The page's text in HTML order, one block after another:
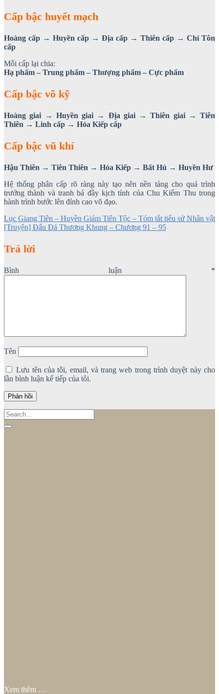
Cấp bậc huyết mạch
Hoàng cấp → Huyền cấp → Địa cấp → Thiên cấp → Chí Tôn
cấp
Mỗi cấp lại chia:
Hạ phẩm – Trung phẩm – Thượng phẩm – Cực phẩm
Cấp bậc võ kỹ
Hoàng giai → Huyền giai → Địa giai → Thiên giai → Tiên
Thiên → Linh cấp → Hóa Kiếp cấp
Cấp bậc vũ khí
Hậu Thiên → Tiên Thiên → Hóa Kiếp → Bất Hủ → Huyền Hư
Hệ thống phân cấp rõ ràng này tạo nên nền tảng cho quá trình
trưởng thành và tranh bá đầy kịch tính của Chu Kiếm Thu trong
hành trình bước lên đỉnh cao võ đạo.
Lục Giang Tiên – Huyền Giám Tiên Tộc – Tóm tắt tiểu sử Nhân vật
[Truyện] Đấu Đá Thương Khung – Chương 91 – 95
Trả lời
Bình luận *
Tên
Lưu tên của tôi, email, và trang web trong trình duyệt này cho
lần bình luận kế tiếp của tôi.
Xem thêm …